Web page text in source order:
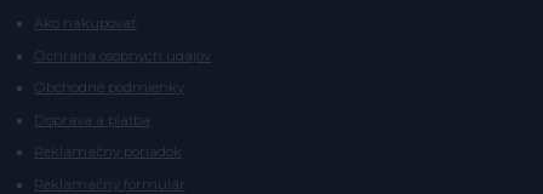
Ako nakupovať
Ochrana osobných údajov
Obchodné podmienky
Doprava a platba
Reklamačný poriadok
Reklamačný formulár